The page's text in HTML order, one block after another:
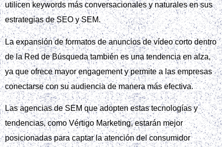
utilicen keywords más conversacionales y naturales en sus
estrategias de SEO y SEM.
La expansión de formatos de anuncios de vídeo corto dentro
de la Red de Búsqueda también es una tendencia en alza,
ya que ofrece mayor engagement y permite a las empresas
conectarse con su audiencia de manera más efectiva.
Las agencias de SEM que adopten estas tecnologías y
tendencias, como Vértigo Marketing, estarán mejor
posicionadas para captar la atención del consumidor